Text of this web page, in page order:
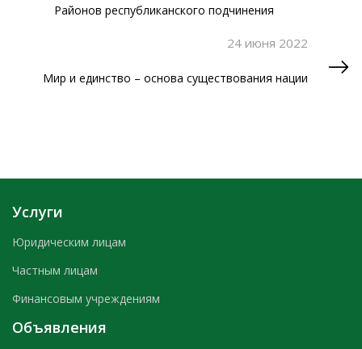
Районов республиканского подчинения
24 июня 2022
Мир и единство – основа существования нации
Услуги
Юридическим лицам
Частным лицам
Финансовым учреждениям
Объявления